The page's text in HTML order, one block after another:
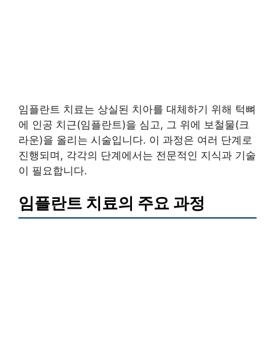
임플란트 치료는 상실된 치아를 대체하기 위해 턱뼈
에 인공 치근(임플란트)을 심고, 그 위에 보철물(크
라운)을 올리는 시술입니다. 이 과정은 여러 단계로
진행되며, 각각의 단계에서는 전문적인 지식과 기술
이 필요합니다.
임플란트 치료의 주요 과정